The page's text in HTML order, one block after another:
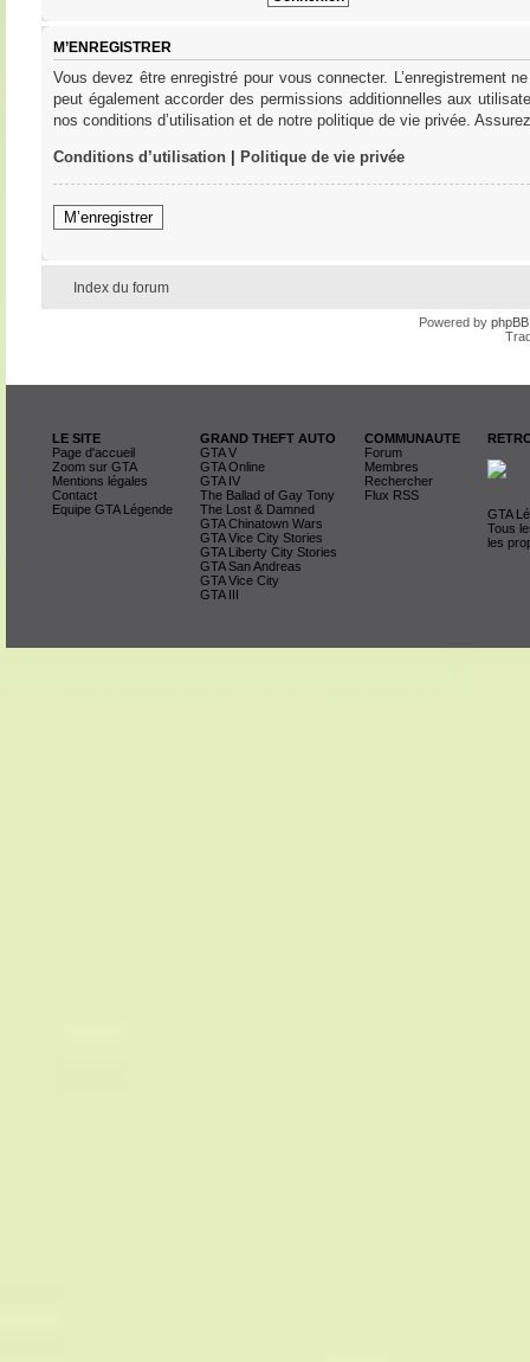
M’ENREGISTRER
Vous devez être enregistré pour vous connecter. L’enregistrement
peut également accorder des permissions additionnelles aux
nos conditions d’utilisation et de notre politique de vie privée.
Conditions d’utilisation| Politique de vie privée
M’enregistrer
Index du forum
Powered by phpBB
LE SITE
Page d'accueil
Zoom sur GTA
Mentions légales
Contact
Equipe GTA Légende
GRAND THEFT AUTO
GTA V
GTA Online
GTA IV
The Ballad of Gay Tony
The Lost & Damned
GTA Chinatown Wars
GTA Vice City Stories
GTA Liberty City Stories
GTA San Andreas
GTA Vice City
GTA III
COMMUNAUTE
Forum
Membres
Rechercher
Flux RSS
GTA
Tous
les